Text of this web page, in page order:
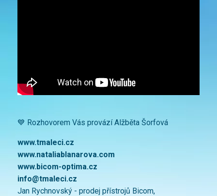
💙 Rozhovorem Vás provází Alžběta Šorfová
www.tmaleci.cz
www.nataliablanarova.com
www.bicom-optima.cz
info@tmaleci.cz
Jan Rychnovský - prodej přístrojů Bicom,